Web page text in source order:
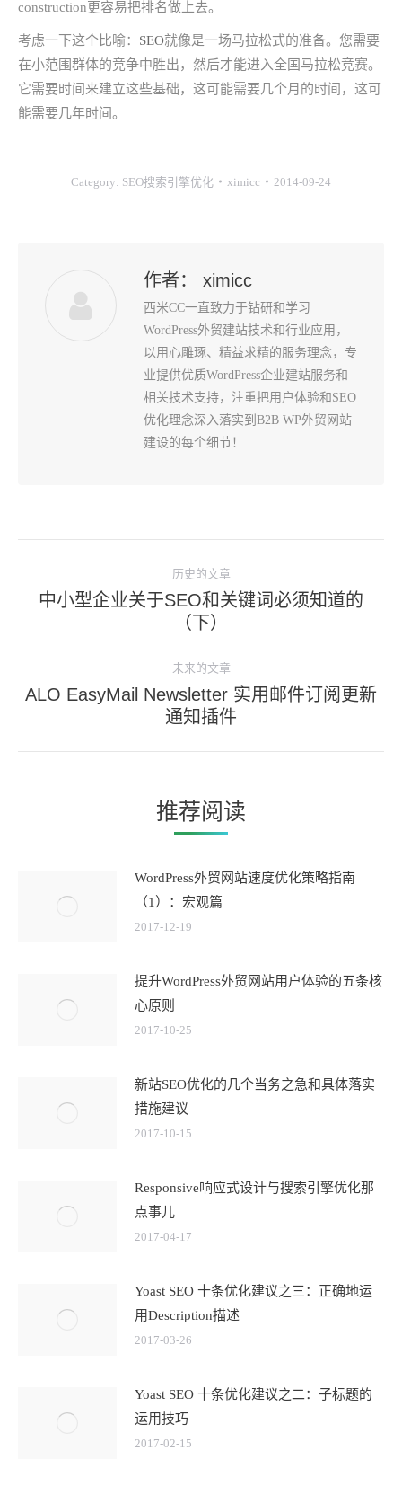
construction更容易把排名做上去。
考虑一下这个比喻： SEO就像是一场马拉松式的准备。您需要
在小范围群体的竞争中胜出，然后才能进入全国马拉松竞赛。
它需要时间来建立这些基础，这可能需要几个月的时间，这可
能需要几年时间。
Category: SEO搜索引擎优化 ximicc 2014-09-24
作者： ximicc
西米CC一直致力于钻研和学习
WordPress外贸建站技术和行业应用，
以用心雕琢、精益求精的服务理念，专
业提供优质WordPress企业建站服务和
相关技术支持，注重把用户体验和SEO
优化理念深入落实到B2B WP外贸网站
建设的每个细节！
历史的文章
历
史
章：
中小型企业关于SEO和关键词必须知道的
（下）
未来的文章
未
来
的
章：
ALO EasyMail Newsletter 实用邮件订阅更新
通知插件
推荐阅读
WordPress外贸网站速度优化策略指南
（1）：宏观篇
2017-12-19
提升WordPress外贸网站用户体验的五条核
心原则
2017-10-25
新站SEO优化的几个当务之急和具体落实
措施建议
2017-10-15
Responsive响应式设计与搜索引擎优化那
点事儿
2017-04-17
Yoast SEO 十条优化建议之三：正确地运
用Description描述
2017-03-26
Yoast SEO 十条优化建议之二：子标题的
运用技巧
2017-02-15